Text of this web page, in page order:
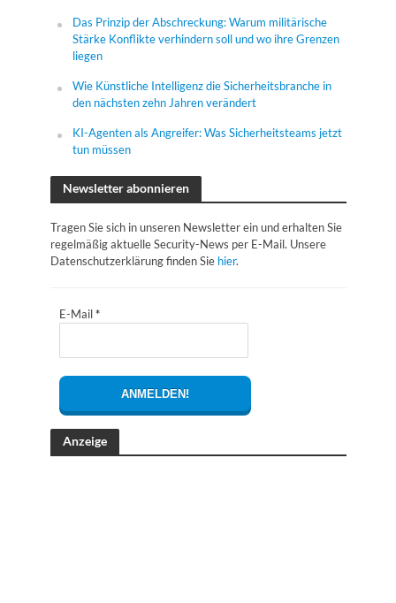
Das Prinzip der Abschreckung: Warum militärische
Stärke Konflikte verhindern soll und wo ihre Grenzen
liegen
Wie Künstliche Intelligenz die Sicherheitsbranche in
den nächsten zehn Jahren verändert
KI-Agenten als Angreifer: Was Sicherheitsteams jetzt
tun müssen
Newsletter abonnieren
Tragen Sie sich in unseren Newsletter ein und erhalten Sie
regelmäßig aktuelle Security-News per E-Mail. Unsere
Datenschutzerklärung finden Sie hier.
E-Mail*
Anzeige